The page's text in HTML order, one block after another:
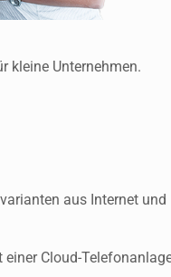
kleine Unternehmen.
aus Internet und
Cloud-